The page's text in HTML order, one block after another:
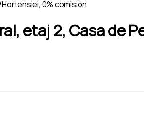
0% comision
etaj 2, Casa de